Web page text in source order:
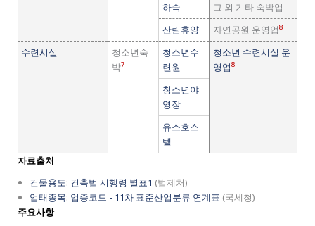
하숙
그 외 기타 숙박업
산림휴양
자연공원 운영업8
수련시설
청소년숙
박7
청소년수
련원
청소년 수련시설 운
영업8
청소년야
영장
유스호스
텔
자료출처
건물용도: 건축법 시행령 별표1 (법제처)
업태종목: 업종코드 - 11차 표준산업분류 연계표 (국세청)
주요사항